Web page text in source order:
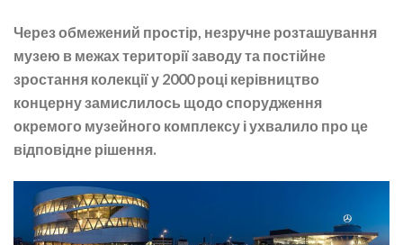
Через обмежений простір, незручне розташування
музею в межах території заводу та постійне
зростання колекції у 2000 році керівництво
концерну замислилось щодо спорудження
окремого музейного комплексу і ухвалило про це
відповідне рішення.